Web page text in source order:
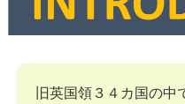
旧英国領３４カ国の